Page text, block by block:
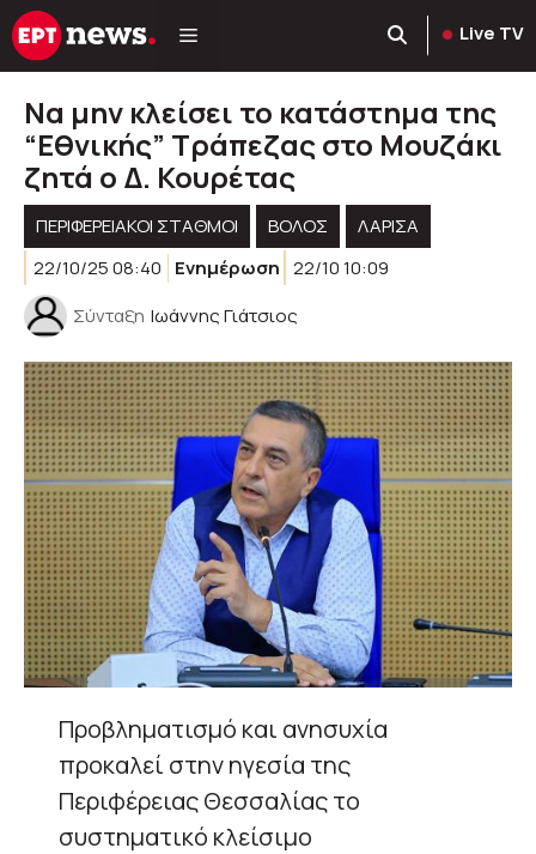
Μετάβαση
σε
Live TV
Να μην κλείσει το κατάστημα της
“Εθνικής” Τράπεζας στο Μουζάκι
ζητά ο Δ. Κουρέτας
ΠΕΡΙΦΕΡΕΙΑΚΟΊ ΣΤΑΘΜΟΊ ΒΟΛΟΣ
ΛΑΡΙΣΑ
22/10/25 08:40
Ενημέρωση 22/10 10:09
Σύνταξη Ιωάννης Γιάτσιος
Προβληματισμό και ανησυχία
προκαλεί στην ηγεσία της
Περιφέρειας Θεσσαλίας το
συστηματικό κλείσιμο